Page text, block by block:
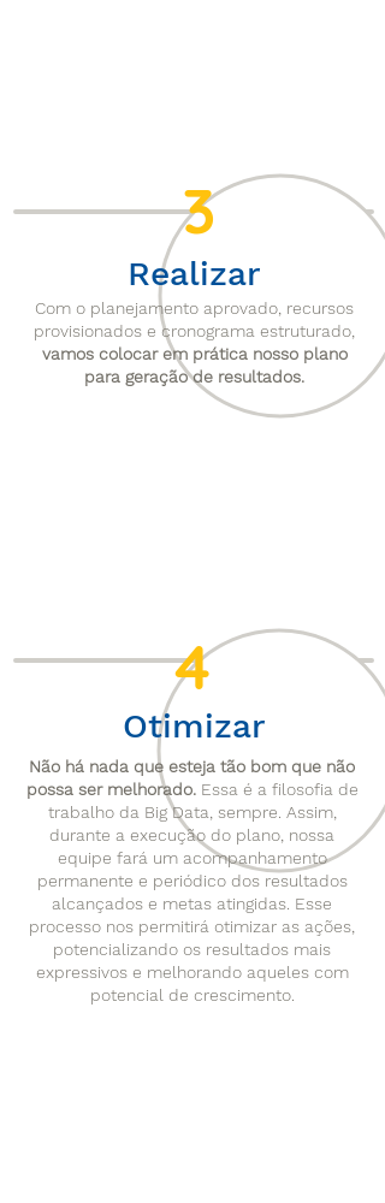
Não há nada que esteja tão bom que não
possa ser melhorado.Essa é a filosofia de
trabalho da Big Data, sempre. Assim,
durante a execução do plano, nossa
equipe fará um acompanhamento
permanente e periódico dos resultados
alcançados e metas atingidas. Esse
processo nos permitirá otimizar as ações,
potencializando os resultados mais
expressivos e melhorando aqueles com
potencial de crescimento.
Realizar
Com o planejamento aprovado, recursos
provisionados e cronograma estruturado,
vamos colocar em prática nosso plano
para geração de resultados.
4
3
Otimizar